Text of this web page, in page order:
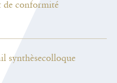
de conformité
synthèsecolloque